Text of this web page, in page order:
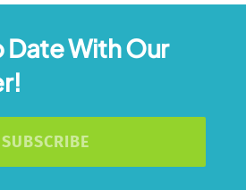
Date With Our
SUBSCRIBE